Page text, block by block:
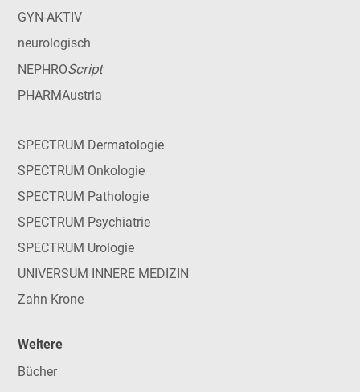
GYN-AKTIV
neurologisch
NEPHROScript
PHARMAustria
SPECTRUM Dermatologie
SPECTRUM Onkologie
SPECTRUM Pathologie
SPECTRUM Psychiatrie
SPECTRUM Urologie
UNIVERSUM INNERE MEDIZIN
Zahn Krone
Weitere
Bücher